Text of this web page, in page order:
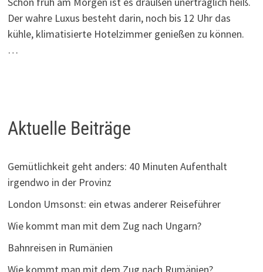
Der wahre Luxus besteht darin, noch bis 12 Uhr das
kühle, klimatisierte Hotelzimmer genießen zu können.
…
Aktuelle Beiträge
Gemütlichkeit geht anders: 40 Minuten Aufenthalt
irgendwo in der Provinz
London Umsonst: ein etwas anderer Reiseführer
Wie kommt man mit dem Zug nach Ungarn?
Bahnreisen in Rumänien
Wie kommt man mit dem Zug nach Rumänien?